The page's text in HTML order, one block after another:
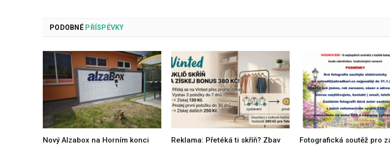
PODOBNÉPŘÍSPĚVKY
Nový Alzabox na Horním konci
Reklama: Přetéká ti skříň? Zbav
Fotografická soutěž pro